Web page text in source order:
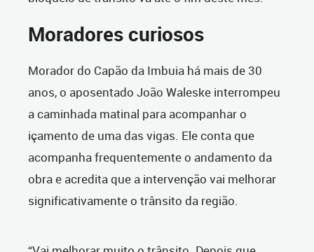
Moradores curiosos
Morador do Capão da Imbuia há mais de 30
anos, o aposentado João Waleske interrompeu
a caminhada matinal para acompanhar o
içamento de uma das vigas. Ele conta que
acompanha frequentemente o andamento da
obra e acredita que a intervenção vai melhorar
significativamente o trânsito da região.